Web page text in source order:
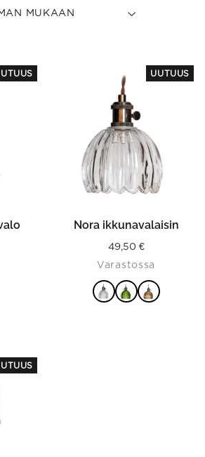
UUTUUS
product
has
multiple
variants.
The
options
may
be
chosen
on
product
Nora ikkunavalaisin
49,50 €
Varastossa